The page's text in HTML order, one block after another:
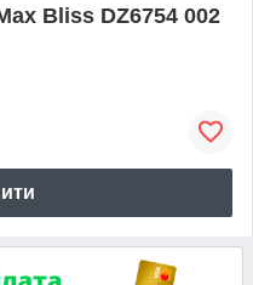
Bliss DZ6754 002